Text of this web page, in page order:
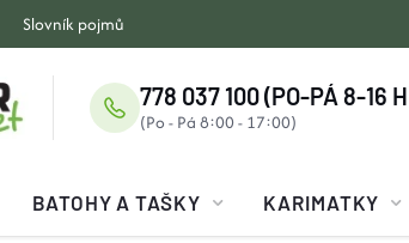
Slovník pojmů
778 037 100 (PO-PÁ 8-16
BATOHY A TAŠKY KARIMATKY